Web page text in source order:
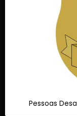
Pessoas